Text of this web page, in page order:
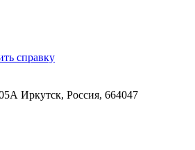
справку
Иркутск, Россия, 664047